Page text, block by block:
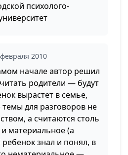
психолого-
2010
начале автор решил
родители — будут
вырастет в семье,
для разговоров не
а считаются столь
материальное (а
знал и понял, в